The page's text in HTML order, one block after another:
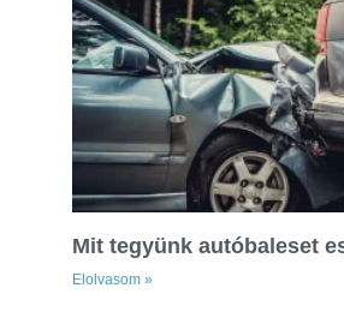
Mit tegyünk autóbaleset
Elolvasom »